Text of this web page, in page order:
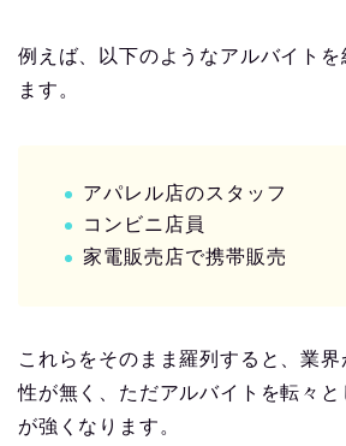
例えば、以下のようなアルバイトを
ます。
アパレル店のスタッフ
コンビニ店員
家電販売店で携帯販売
これらをそのまま羅列すると、業
性が無く、ただアルバイトを転々
が強くなります。